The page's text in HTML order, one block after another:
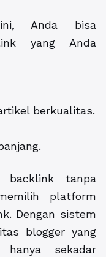
Anda bisa
yang Anda
berkualitas.
backlink tanpa
platform
Dengan sistem
blogger yang
hanya sekadar